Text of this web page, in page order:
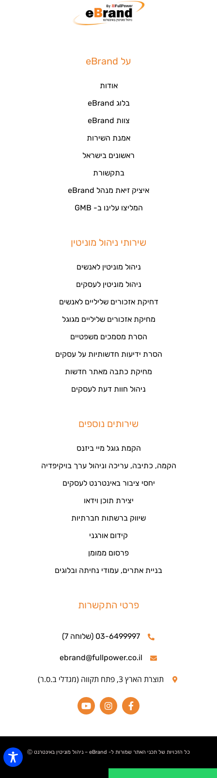
על eBrand
אודות
בלוג eBrand
צוות eBrand
אמנת השירות
ראשונים בישראל
בתקשורת
איציק זיאת מנהל eBrand
המליצו עלינו ב- GMB
שירותי ניהול מוניטין
ניהול מוניטין לאנשים
ניהול מוניטין לעסקים
דחיקת אזכורים שליליים לאנשים
מחיקת אזכורים שליליים מגוגל
הסרת מסמכים משפטיים
הסרת ידיעות חדשותיות על עסקים
מחיקת כתבה מאתר חדשות
ניהול חוות דעת לעסקים
שירותים נוספים
הקמת גוגל מיי ביזנס
הקמה, כתיבה, עריכה וניהול ערך בויקיפדיה
יחסי ציבור באינטרנט לעסקים
יצירת תוכן וידאו
שיווק ברשתות חברתיות
קידום אורגני
פרסום ממומן
בניית אתרים, עמודי נחיתה ובלוגים
פרטי התקשרות
03-6499997 (שלוחה 7)
ebrand@fullpower.co.il
תוצרת הארץ 3, פתח תקווה (מגדלי ב.ס.ר)
כל הזכויות של תכני האתר שמורות ל- eBrand – ניהול מוניטין באינטרנט Ⓒ